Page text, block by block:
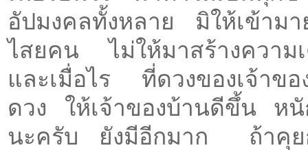
อัปมงคลทั้งหลาย มิให้เข้าม
ไสยคน ไม่ให้มาสร้างควา
และเมื่อไร ที่ดวงของเจ้าข
ดวง ให้เจ้าของบ้านดีขึ้น หนั
นะครับ ยังมีอีกมาก ถ้าคุยกั